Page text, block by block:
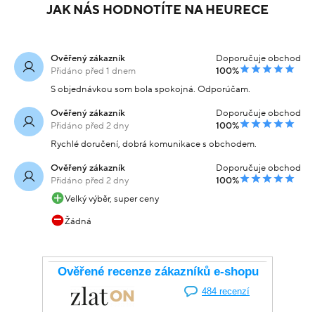
JAK NÁS HODNOTÍTE NA HEURECE
Ověřený zákazník
Přidáno před 1 dnem
Doporučuje obchod
100%
S objednávkou som bola spokojná. Odporúčam.
Ověřený zákazník
Přidáno před 2 dny
Doporučuje obchod
100%
Rychlé doručení, dobrá komunikace s obchodem.
Ověřený zákazník
Přidáno před 2 dny
Doporučuje obchod
100%
Velký výběr, super ceny
Žádná